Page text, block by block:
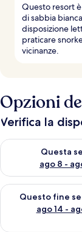
Questo resort
di sabbia
disposizione
praticare
vicinanze.
Opzioni
Verifica la
Questa
ago 8 -
Verifica la
Questo fine
ago 14 -
Verifica la